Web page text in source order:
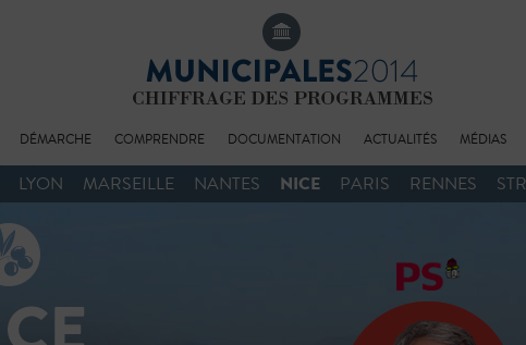
DÉMARCHE COMPRENDRE DOCUMENTATION ACTUALITÉS MÉDIAS
LYON MARSEILLE NANTES NICE PARIS RENNES